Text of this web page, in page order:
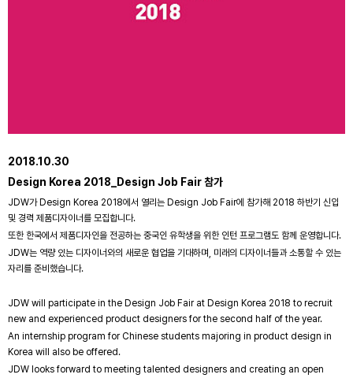
2018.10.30
Design Korea 2018_Design Job Fair 참가
JDW가 Design Korea 2018에서 열리는 Design Job Fair에 참가해 2018 하반기 신입
및 경력 제품디자이너를 모집합니다.
또한 한국에서 제품디자인을 전공하는 중국인 유학생을 위한 인턴 프로그램도 함께 운영합니다.
JDW는 역량 있는 디자이너와의 새로운 협업을 기대하며, 미래의 디자이너들과 소통할 수 있는
자리를 준비했습니다.
JDW will participate in the Design Job Fair at Design Korea 2018 to recruit
new and experienced product designers for the second half of the year.
An internship program for Chinese students majoring in product design in
Korea will also be offered.
JDW looks forward to meeting talented designers and creating an open